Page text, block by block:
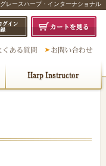
レースハープ・インターナショナル